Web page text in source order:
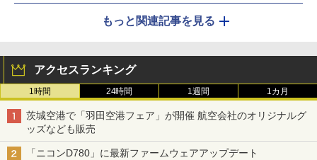
もっと関連記事を見る
アクセスランキング
1時間 24時間 1週間 1カ月
茨城空港で「羽田空港フェア」が開催 航空会社のオリジナルグ
ッズなども販売
「ニコンD780」に最新ファームウェアアップデート